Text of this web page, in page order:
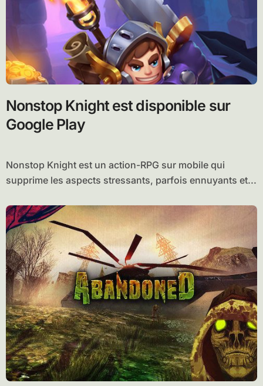
Nonstop Knight est disponible sur
Google Play
Nonstop Knight est un action-RPG sur mobile qui
supprime les aspects stressants, parfois ennuyants et...